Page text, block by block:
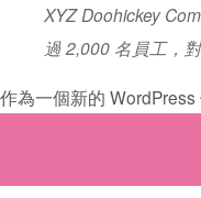
XYZ Doohickey
過 2,000 名員工，
作為一個新的